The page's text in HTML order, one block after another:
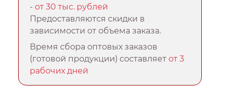
-от 30 тыс. рублей
Предоставляются скидки в
зависимости от объема заказа.
Время сбора оптовых заказов
(готовой продукции) составляетот 3
рабочих дней